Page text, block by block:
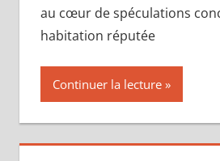
au cœur de spéculations
habitation réputée
Continuer la lecture